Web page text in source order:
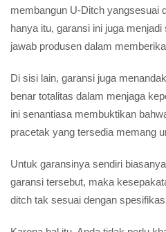
membangun U-Ditch yangsesuai
hanya itu, garansi ini juga
jawab produsen dalam
Di sisi lain, garansi juga
benar totalitas dalam menjaga
ini senantiasa membuktikan
pracetak yang tersedia memang
Untuk garansinya sendiri
garansi tersebut, maka
ditch tak sesuai dengan